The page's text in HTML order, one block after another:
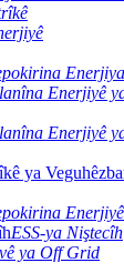
Enerjiyê
Enerjiyê
ESS-ya Niştecîh
ya Off Grid